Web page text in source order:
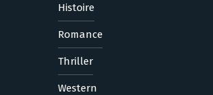
Histoire
Romance
Thriller
Western